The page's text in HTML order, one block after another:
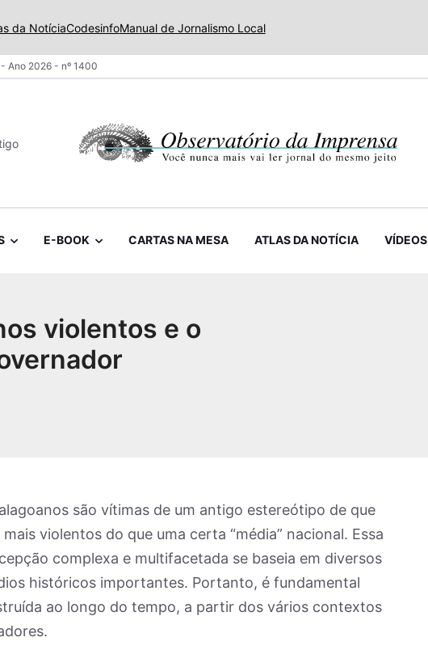
da NotíciaCodesinfoManual de Jornalismo Local
Ano 2026 - nº 1400
E-BOOK CARTAS NA MESA ATLAS DA NOTÍCIA VÍDEOS
violentos e o
são vítimas de um antigo estereótipo de que
mais violentos do que uma certa “média” nacional. Essa
complexa e multifacetada se baseia em diversos
históricos importantes. Portanto, é fundamental
ao longo do tempo, a partir dos vários contextos